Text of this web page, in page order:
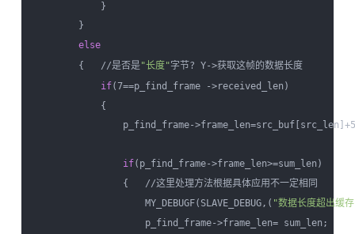
}
}
else
{   //是否是"长度"字节? Y->获取这帧的数据长度
if(7==p_find_frame -
{
p_find_frame-
if(p_find_frame->frame_len>=sum_len)
{   //这里处理方法根据具体应用不一定相同
MY_DEBUGF(SLAVE_DEBUG,( "数据长度超出缓
p_find_frame->frame_len=